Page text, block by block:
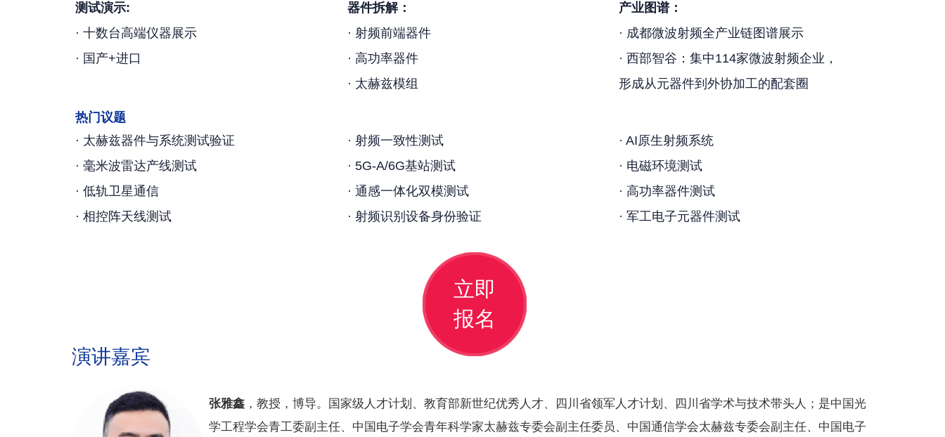
测试演示:
· 十数台高端仪器展示
· 国产+进口
器件拆解：
· 射频前端器件
· 高功率器件
· 太赫兹模组
产业图谱：
· 成都微波射频全产业链图谱展示
· 西部智谷：集中114家微波射频企业，
形成从元器件到外协加工的配套圈
热门议题
· 太赫兹器件与系统测试验证
· 毫米波雷达产线测试
· 低轨卫星通信
· 相控阵天线测试
· 射频一致性测试
· 5G-A/6G基站测试
· 通感一体化双模测试
· 射频识别设备身份验证
· AI原生射频系统
· 电磁环境测试
· 高功率器件测试
· 军工电子元器件测试
立即
报名
演讲嘉宾
张雅鑫 ，教授，博导。国家级人才计划、教育部新世纪优秀人才、四川省领军人才计划、四川省学术与技术带头人；是中国光
学工程学会青工委副主任、中国电子学会青年科学家太赫兹专委会副主任委员、中国通信学会太赫兹专委会副主任、中国电子